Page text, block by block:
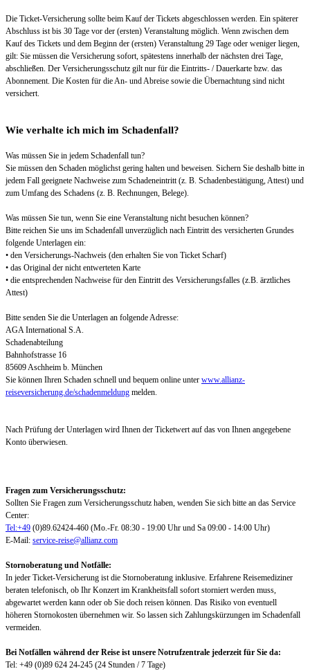
Die Ticket-Versicherung sollte beim Kauf der Tickets abgeschlossen werden. Ein späterer
Abschluss ist bis 30 Tage vor der (ersten) Veranstaltung möglich. Wenn zwischen dem
Kauf des Tickets und dem Beginn der (ersten) Veranstaltung 29 Tage oder weniger liegen,
gilt: Sie müssen die Versicherung sofort, spätestens innerhalb der nächsten drei Tage,
abschließen. Der Versicherungsschutz gilt nur für die Eintritts- / Dauerkarte bzw. das
Abonnement. Die Kosten für die An- und Abreise sowie die Übernachtung sind nicht
versichert.
Wie verhalte ich mich im Schadenfall?
Was müssen Sie in jedem Schadenfall tun?
Sie müssen den Schaden möglichst gering halten und beweisen. Sichern Sie deshalb bitte in
jedem Fall geeignete Nachweise zum Schadeneintritt (z. B. Schadenbestätigung, Attest) und
zum Umfang des Schadens (z. B. Rechnungen, Belege).
Was müssen Sie tun, wenn Sie eine Veranstaltung nicht besuchen können?
Bitte reichen Sie uns im Schadenfall unverzüglich nach Eintritt des versicherten Grundes
folgende Unterlagen ein:
• den Versicherungs-Nachweis (den erhalten Sie von Ticket Scharf)
• das Original der nicht entwerteten Karte
• die entsprechenden Nachweise für den Eintritt des Versicherungsfalles (z.B. ärztliches
Attest)
Bitte senden Sie die Unterlagen an folgende Adresse:
AGA International S.A.
Schadenabteilung
Bahnhofstrasse 16
85609 Aschheim b. München
Sie können Ihren Schaden schnell und bequem online unter www.allianz-
reiseversicherung.de/schadenmeldung melden.
Nach Prüfung der Unterlagen wird Ihnen der Ticketwert auf das von Ihnen angegebene
Konto überwiesen.
Fragen zum Versicherungsschutz:
Sollten Sie Fragen zum Versicherungsschutz haben, wenden Sie sich bitte an das Service
Center:
Tel:+49 (0)89.62424-460 (Mo.-Fr. 08:30 - 19:00 Uhr und Sa 09:00 - 14:00 Uhr)
E-Mail: service-reise@allianz.com
Stornoberatung und Notfälle:
In jeder Ticket-Versicherung ist die Stornoberatung inklusive. Erfahrene Reisemediziner
beraten telefonisch, ob Ihr Konzert im Krankheitsfall sofort storniert werden muss,
abgewartet werden kann oder ob Sie doch reisen können. Das Risiko von eventuell
höheren Stornokosten übernehmen wir. So lassen sich Zahlungskürzungen im Schadenfall
vermeiden.
Bei Notfällen während der Reise ist unsere Notrufzentrale jederzeit für Sie da:
Tel: +49 (0)89 624 24-245 (24 Stunden / 7 Tage)